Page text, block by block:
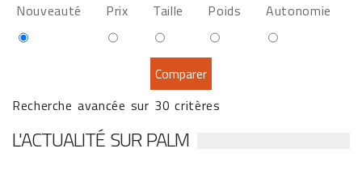
Nouveauté
Prix Taille Poids Autonomie
Recherche avancée sur 30 critères
L'ACTUALITÉ SUR PALM